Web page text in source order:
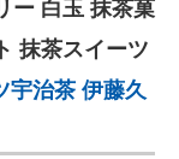
ー 白玉 抹茶菓
抹茶スイーツ
宇治茶 伊藤久